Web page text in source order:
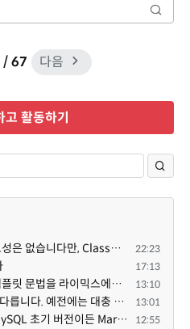
/ 67 다음
고 활동하기
Laravel을 굳이 배워야 할 필요성은 없습니다만, Class기반의 객체 지향 프로그래밍과, PSR-4라는 Composer... 22:23
17:13
라라벨에서 사용하는 Blade 템플릿 문법을 라이믹스에서도 일부분 도입하였는데, 양쪽의 템플릿 매뉴얼 분량... 13:10
없음, NULL, 빈 문자열은 서로 다릅니다. 예전에는 대충 써도 서로 통용되었지만, 그것 때문에 버그나 보안... 13:01
기본적인 ORDER BY 문법은 MySQL 초기 버전이든 MariaDB 최신 버전이든 차이가 없습니다. 라이믹스 게시판에... 12:55